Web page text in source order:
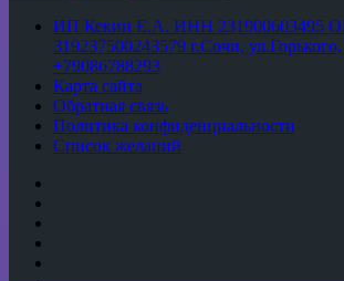
ИП Кекин Е.А. ИНН 231900603495
319237500243579 г.Сочи,
+79086788293
Карта сайта
Обратная связь
Политика конфиденциальности
Список желаний